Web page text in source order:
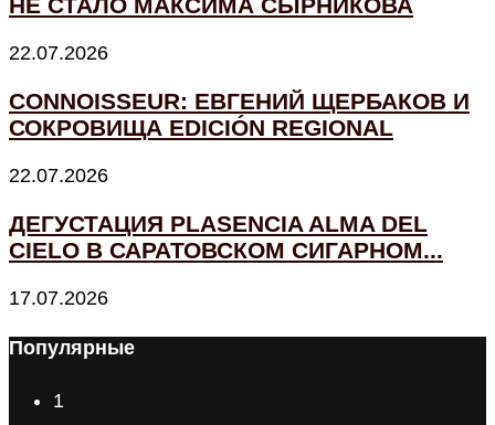
22.07.2026
CONNOISSEUR: ЕВГЕНИЙ ЩЕРБАКОВ И
СОКРОВИЩА EDICIÓN REGIONAL
22.07.2026
ДЕГУСТАЦИЯ PLASENCIA ALMA DEL
CIELO В САРАТОВСКОМ СИГАРНОМ...
17.07.2026
Популярные
1